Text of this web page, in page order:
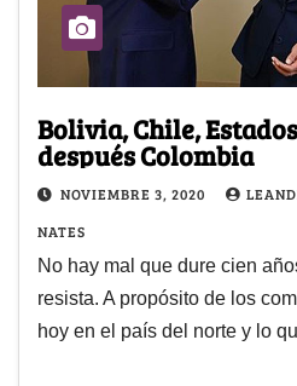
Bolivia, Chile,
después Colombia
NOVIEMBRE 3, 2020
NATES
No hay mal que dure cien
resista. A propósito de los
hoy en el país del norte y lo